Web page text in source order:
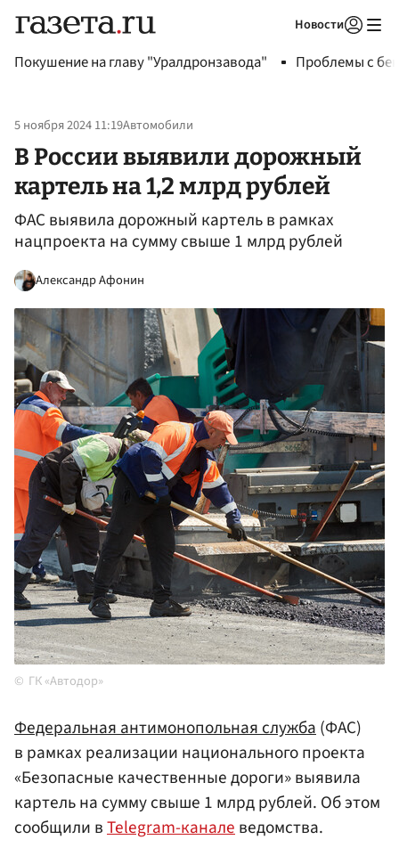
Новости
Покушение на главу "Уралдронзавода" Проблемы с
5 ноября 2024 11:19Автомобили
В России выявили дорожный
картель на 1,2 млрд рублей
ФАС выявила дорожный картель в рамках
нацпроекта на сумму свыше 1 млрд рублей
Александр Афонин
ГК «Автодор»
Федеральная антимонопольная служба(ФАС)
в рамках реализации национального проекта
«Безопасные качественные дороги» выявила
картель на сумму свыше 1 млрд рублей. Об этом
сообщили вTelegram-каналеведомства.